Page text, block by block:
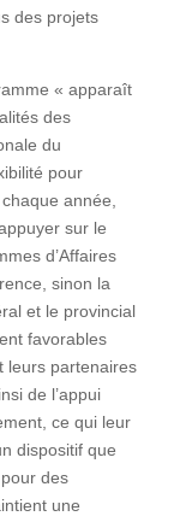
des projets
« apparaît
des
du
pour
année,
sur le
d’Affaires
sinon la
et le provincial
favorables
leurs partenaires
de l’appui
ce qui leur
dispositif que
des
une